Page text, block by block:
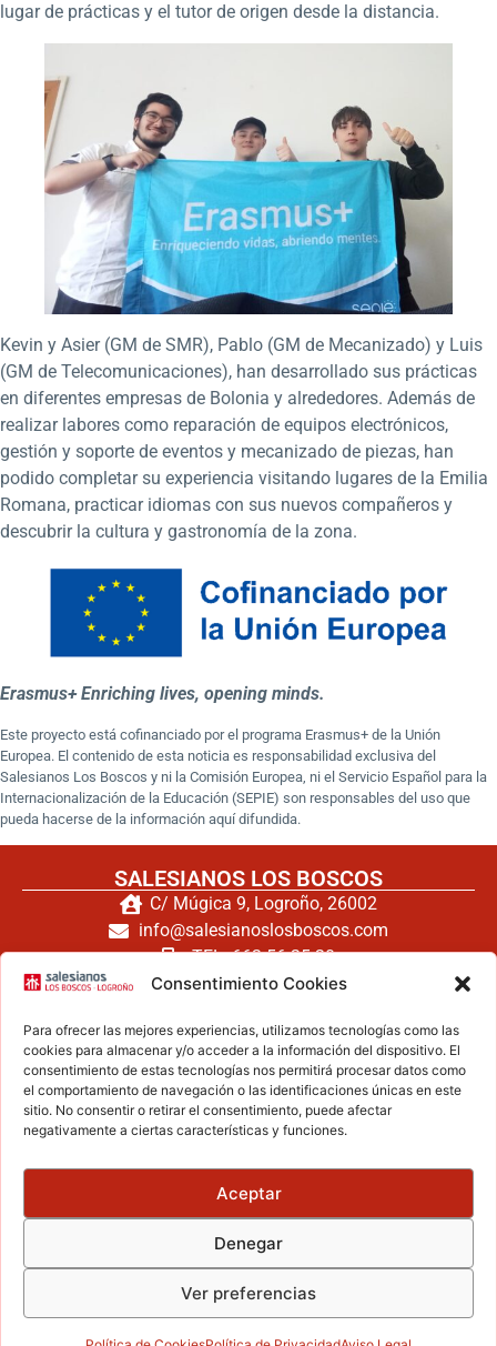
Consentimiento Cookies
Para ofrecer las mejores experiencias, utilizamos tecnologías como las
cookies para almacenar y/o acceder a la información del dispositivo. El
consentimiento de estas tecnologías nos permitirá procesar datos como
el comportamiento de navegación o las identificaciones únicas en este
sitio. No consentir o retirar el consentimiento, puede afectar
negativamente a ciertas características y funciones.
Aceptar
Denegar
Ver preferencias
lugar de prácticas y el tutor de origen desde la distancia.
Kevin y Asier (GM de SMR), Pablo (GM de Mecanizado) y Luis
(GM de Telecomunicaciones), han desarrollado sus prácticas
en diferentes empresas de Bolonia y alrededores. Además de
realizar labores como reparación de equipos electrónicos,
gestión y soporte de eventos y mecanizado de piezas, han
podido completar su experiencia visitando lugares de la Emilia
Romana, practicar idiomas con sus nuevos compañeros y
descubrir la cultura y gastronomía de la zona.
Erasmus+ Enriching lives, opening minds.
Este proyecto está cofinanciado por el programa Erasmus+ de la Unión
Europea. El contenido de esta noticia es responsabilidad exclusiva del
Salesianos Los Boscos y ni la Comisión Europea, ni el Servicio Español para la
Internacionalización de la Educación (SEPIE) son responsables del uso que
pueda hacerse de la información aquí difundida.
SALESIANOS LOS BOSCOS
C/ Múgica 9, Logroño, 26002
info@salesianoslosboscos.com
TEL: 662 56 25 20
TEL: 941 240 171
Haz clic para aceptar cookies de
marketing y permitir este contenido
ZONA LEGAL
Aviso legal
Política de privacidad
Secretaría